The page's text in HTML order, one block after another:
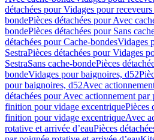
détachées pour Vidages pour
bondePièces détachées pour Avec
bondePièces détachées pour Sans
détachées pour Cache-bondesVidages
SestraPièces détachées pour Vidages
SestraSans cache-bondePièces
bondeVidages pour baignoires, d52
pour baignoires, d52Avec
détachées pour Avec actionnement par
finition pour vidage excentriquePièces
finition pour vidage excentriqueAvec
rotative et arrivée d’eauPièces